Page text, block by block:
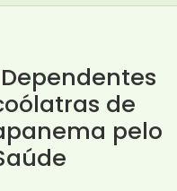
de
pelo